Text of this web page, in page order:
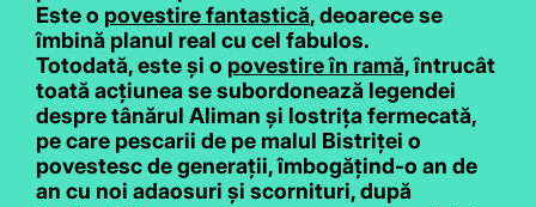
Este o povestire fantastică, deoarece se
îmbină planul real cu cel fabulos.
Totodată, este și o povestire în ramă,întrucât
toată acțiunea se subordonează legendei
despre tânărul Aliman și lostrița fermecată,
pe care pescarii de pe malul Bistriței o
povestesc de generații, îmbogățind-o an de
an cu noi adaosuri și scornituri, după